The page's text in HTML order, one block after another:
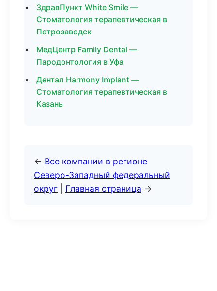
ЗдравПункт White Smile —
Стоматология терапевтическая в
Петрозаводск
МедЦентр Family Dental —
Пародонтология в Уфа
Дентал Harmony Implant —
Стоматология терапевтическая в
Казань
← Все компании в регионе
Северо-Западный федеральный
округ
Главная страница →